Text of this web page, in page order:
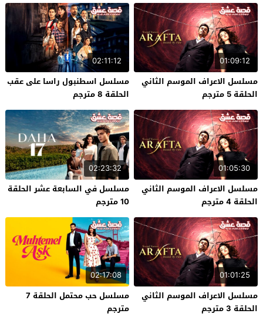
01:09:12
مسلسل الاعراف الموسم الثاني
الحلقة 5 مترجم
02:11:12
مسلسل اسطنبول راسا على عقب
الحلقة 8 مترجم
01:05:30
مسلسل الاعراف الموسم الثاني
الحلقة 4 مترجم
02:23:32
مسلسل في السابعة عشر الحلقة
10 مترجم
01:01:25
مسلسل الاعراف الموسم الثاني
الحلقة 3 مترجم
02:17:08
مسلسل حب محتمل الحلقة 7
مترجم